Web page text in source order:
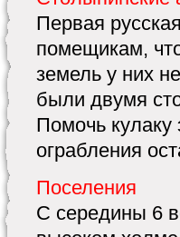
Первая
помещикам,
земель у них
были двумя
Помочь кулаку
ограбления
Поселения
С середины 6